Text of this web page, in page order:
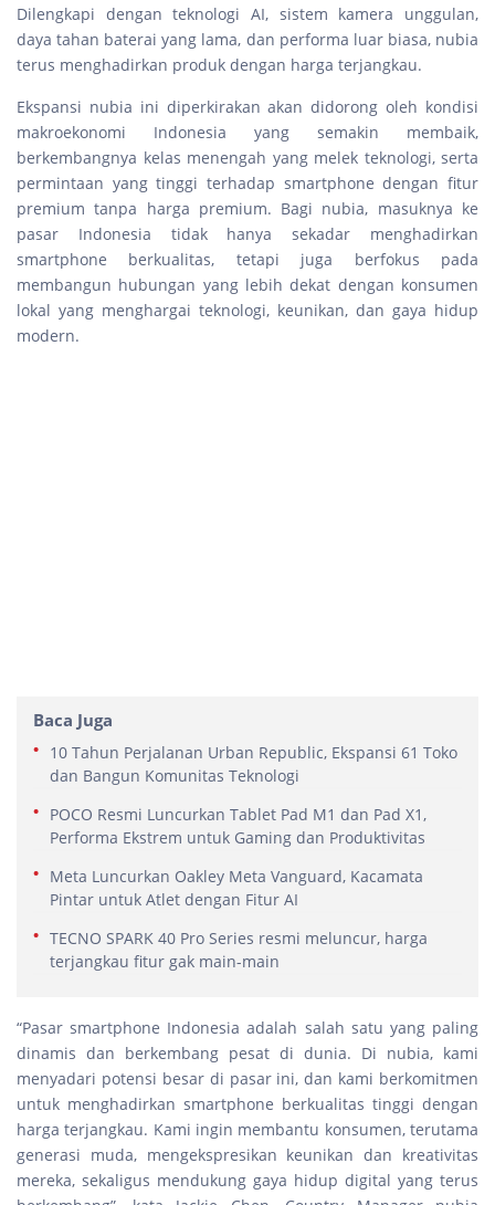
Dilengkapi dengan teknologi AI, sistem kamera unggulan,
daya tahan baterai yang lama, dan performa luar biasa, nubia
terus menghadirkan produk dengan harga terjangkau.
Ekspansi nubia ini diperkirakan akan didorong oleh kondisi
makroekonomi Indonesia yang semakin membaik,
berkembangnya kelas menengah yang melek teknologi, serta
permintaan yang tinggi terhadap smartphone dengan fitur
premium tanpa harga premium. Bagi nubia, masuknya ke
pasar Indonesia tidak hanya sekadar menghadirkan
smartphone berkualitas, tetapi juga berfokus pada
membangun hubungan yang lebih dekat dengan konsumen
lokal yang menghargai teknologi, keunikan, dan gaya hidup
modern.
Baca Juga
10 Tahun Perjalanan Urban Republic, Ekspansi 61 Toko
dan Bangun Komunitas Teknologi
POCO Resmi Luncurkan Tablet Pad M1 dan Pad X1,
Performa Ekstrem untuk Gaming dan Produktivitas
Meta Luncurkan Oakley Meta Vanguard, Kacamata
Pintar untuk Atlet dengan Fitur AI
TECNO SPARK 40 Pro Series resmi meluncur, harga
terjangkau fitur gak main-main
“Pasar smartphone Indonesia adalah salah satu yang paling
dinamis dan berkembang pesat di dunia. Di nubia, kami
menyadari potensi besar di pasar ini, dan kami berkomitmen
untuk menghadirkan smartphone berkualitas tinggi dengan
harga terjangkau. Kami ingin membantu konsumen, terutama
generasi muda, mengekspresikan keunikan dan kreativitas
mereka, sekaligus mendukung gaya hidup digital yang terus